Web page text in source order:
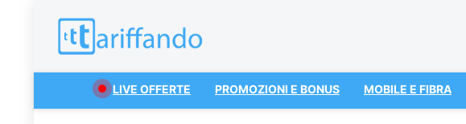
LIVE OFFERTE PROMOZIONI E BONUS MOBILE E FIBRA